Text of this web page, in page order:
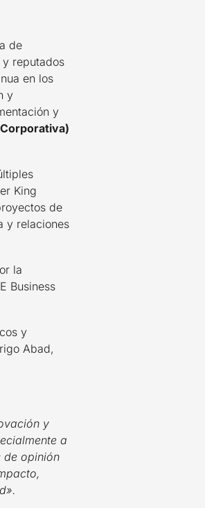
de
reputados
en los
y
y
King
de
y relaciones
la
Business
y
Abad,
y
a
de opinión